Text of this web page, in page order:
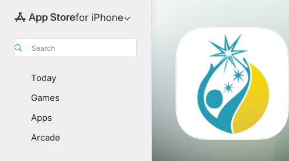
for iPhone
Search
Today
Games
Apps
Arcade